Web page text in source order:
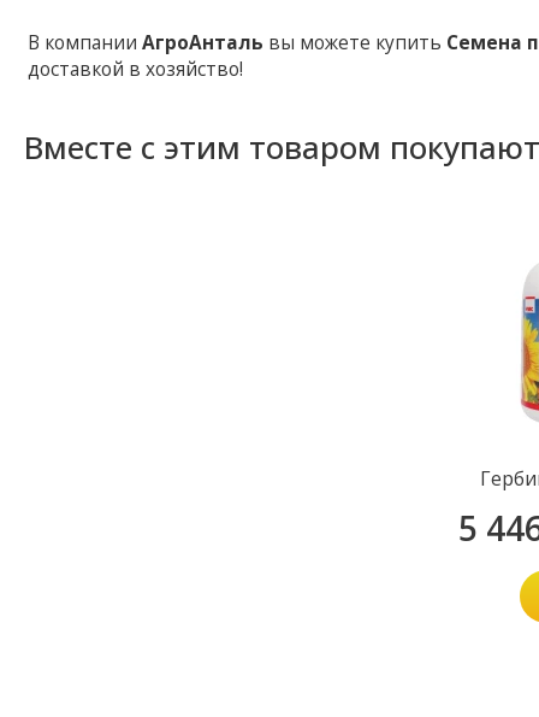
В компанииАгроАнталь вы можете купить Семена
доставкой в хозяйство!
Вместе с этим товаром покупают
5